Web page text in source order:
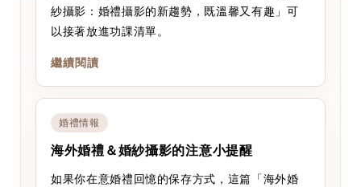
紗攝影：婚禮攝影的新趨勢，既溫馨又有趣」可
以接著放進功課清單。
繼續閱讀
婚禮情報
海外婚禮＆婚紗攝影的注意小提醒
如果你在意婚禮回憶的保存方式，這篇「海外婚